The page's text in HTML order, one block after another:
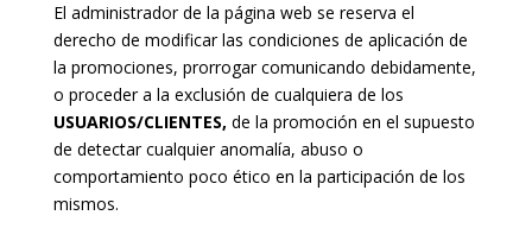
El administrador de la página web se reserva el
derecho de modificar las condiciones de aplicación de
la promociones, prorrogar comunicando debidamente,
o proceder a la exclusión de cualquiera de los
USUARIOS/CLIENTES, de la promoción en el supuesto
de detectar cualquier anomalía, abuso o
comportamiento poco ético en la participación de los
mismos.